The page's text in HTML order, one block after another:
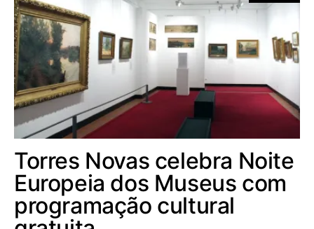
Torres Novas celebra Noite
Europeia dos Museus com
programação cultural